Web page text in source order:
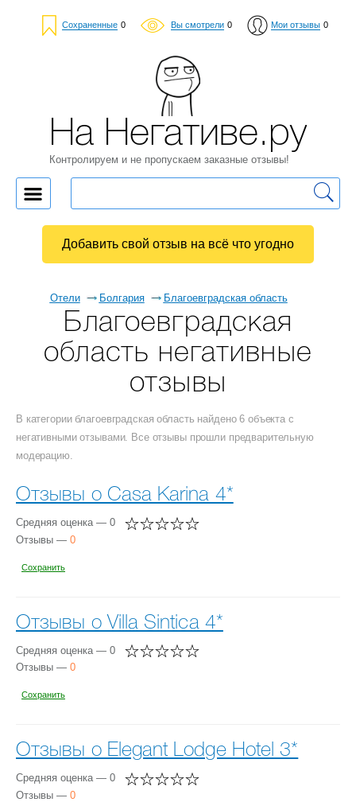
Сохраненные 0 Вы смотрели 0 Мои отзывы 0
Отели Болгария Благоевградская область
Благоевградская
область негативные
отзывы
В категории благоевградская область найдено 6 объекта с
негативными отзывами. Все отзывы прошли предварительную
модерацию.
Отзывы о Casa Karina 4*
Средняя оценка — 0
Отзывы — 0
Сохранить
Отзывы о Villa Sintica 4*
Средняя оценка — 0
Отзывы — 0
Сохранить
Отзывы о Elegant Lodge Hotel 3*
Средняя оценка — 0
Отзывы — 0
На Негативе.ру
Контролируем и не пропускаем заказные отзывы!
Добавить свой отзыв на всё что угодно